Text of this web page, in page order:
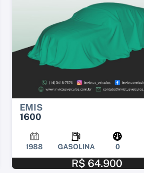
EMIS
1600
1988 GASOLINA 0
R$ 64.900